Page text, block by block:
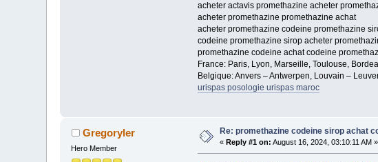
acheter actavis promethazine acheter
acheter promethazine promethazine achat
acheter promethazine codeine promethazine
codeine promethazine sirop acheter
promethazine codeine achat codeine
France: Paris, Lyon, Marseille, Toulouse,
Belgique: Anvers – Antwerpen, Louvain –
urispas posologie urispas maroc
Gregoryler
Hero Member
Re: promethazine codeine sirop achat
« Reply #1 on: August 16, 2024, 03:10:11 AM »